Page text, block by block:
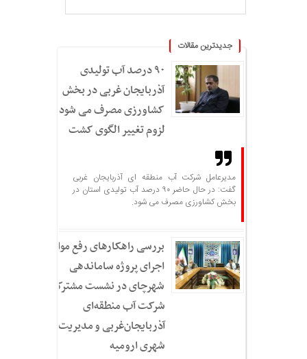
جدیدترین مقالات
۹۰ درصد آب تولیدی
آذربایجان غربی در بخش
کشاورزی مصرف می شود؛
لزوم تغییر الگوی کشت
مدیرعامل شرکت آب منطقه ای آذربایجان غربی
گفت: در حال حاضر ۹۰ درصد آب تولیدی استان در
بخش کشاورزی مصرف می شود.
بررسی راهکارهای رفع موانع
اجرای پروژه ساماندهی
شهرچای در نشست مشترک
شرکت آب منطقه‌ای
آذربایجان‌غربی و مدیریت
شهری ارومیه